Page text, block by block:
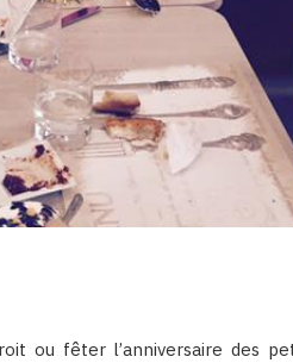
ou fêter l’anniversaire des